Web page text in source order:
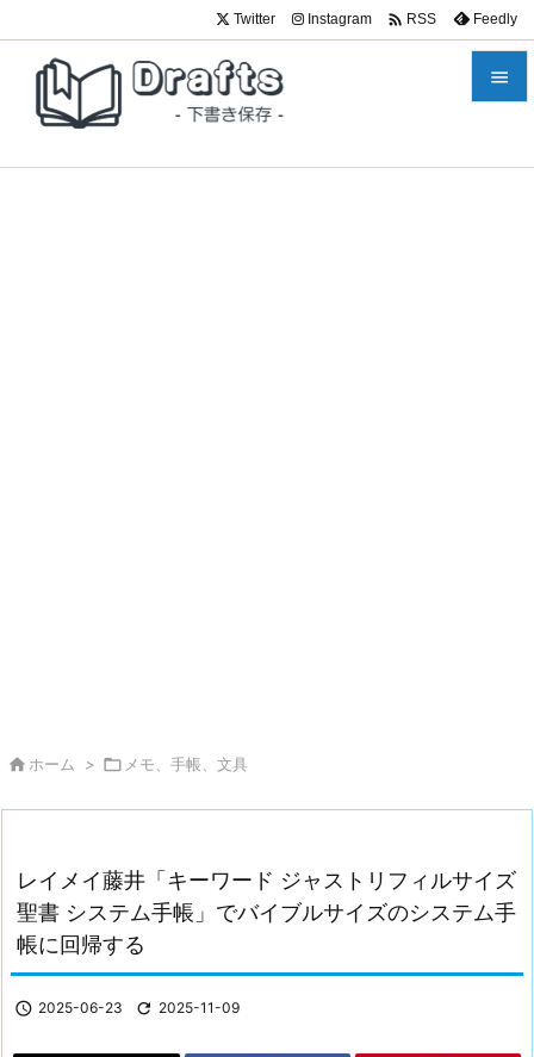

Twitter Instagram  RSS Feedly
 ホーム >  メモ、手帳、文具
レイメイ藤井「キーワード ジャストリフィルサイズ
聖書 システム手帳」でバイブルサイズのシステム手
帳に回帰する
 2025-06-23  2025-11-09